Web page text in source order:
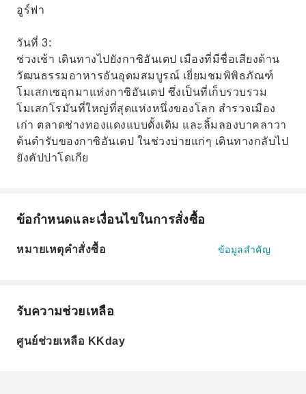
อูร์ฟา
วันที่ 3:
ช่วงเช้า เดินทางไปยังกาซิอันเตป เมืองที่มีชื่อเสียงด้าน
วัฒนธรรมอาหารอันอุดมสมบูรณ์ เยี่ยมชมพิพิธภัณฑ์
โมเสกเซอุกมาแห่งกาซิอันเตป ซึ่งเป็นที่เก็บรวบรวม
โมเสกโรมันที่ใหญ่ที่สุดแห่งหนึ่งของโลก สำรวจเมือง
เก่า ตลาดช่างทองแดงแบบดั้งเดิม และลิ้มลองบาคลาวา
ต้นตำรับของกาซิอันเตป ในช่วงบ่ายแก่ๆ เดินทางกลับไป
ยังคัปปาโดเกีย
ข้อกำหนดและเงื่อนไขในการสั่งซื้อ
หมายเหตุคำสั่งซื้อ ข้อมูลสำคัญ
รับความช่วยเหลือ
ศูนย์ช่วยเหลือ KKday